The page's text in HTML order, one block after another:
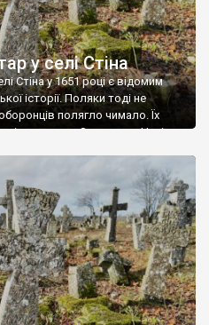
у селі Стіна
Стіна у 1651 році є відомим
історії. Поляки тоді не
полягло чимало. Їх
називався Замковим. Нині на
є такі, де епітафії стер […]